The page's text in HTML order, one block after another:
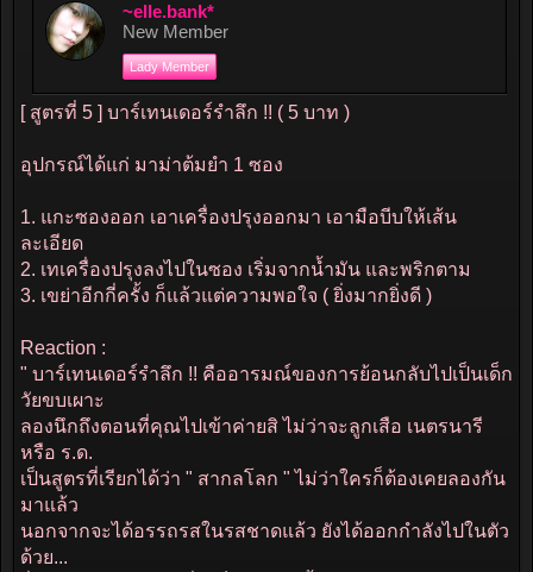
~elle.bank*
New Member
Lady Member
[ สูตรที่ 5 ] บาร์เทนเดอร์รำลึก !! ( 5 บาท )
อุปกรณ์ได้แก่ มาม่าต้มยำ 1 ซอง
1. แกะซองออก เอาเครื่องปรุงออกมา เอามือบีบให้เส้น
ละเอียด
2. เทเครื่องปรุงลงไปในซอง เริ่มจากน้ำมัน และพริกตาม
3. เขย่าอีกกี่ครั้ง ก็แล้วแต่ความพอใจ ( ยิ่งมากยิ่งดี )
Reaction :
" บาร์เทนเดอร์รำลึก !! คืออารมณ์ของการย้อนกลับไปเป็นเด็ก
วัยขบเผาะ
ลองนึกถึงตอนที่คุณไปเข้าค่ายสิ ไม่ว่าจะลูกเสือ เนตรนารี
หรือ ร.ด.
เป็นสูตรที่เรียกได้ว่า " สากลโลก " ไม่ว่าใครก็ต้องเคยลองกัน
มาแล้ว
นอกจากจะได้อรรถรสในรสชาดแล้ว ยังได้ออกกำลังไปในตัว
ด้วย...